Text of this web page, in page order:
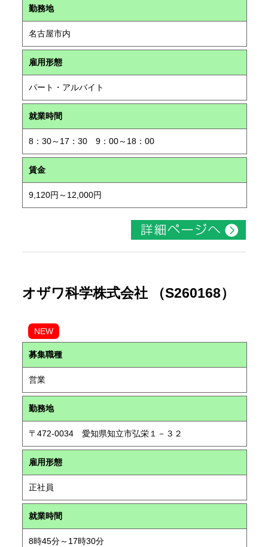
勤務地
名古屋市内
雇用形態
パート・アルバイト
就業時間
8：30～17：30 9：00～18：00
賃金
9,120円～12,000円
オザワ科学株式会社 （S260168）
NEW
募集職種
営業
勤務地
〒472-0034 愛知県知立市弘栄１－３２
雇用形態
正社員
就業時間
8時45分～17時30分